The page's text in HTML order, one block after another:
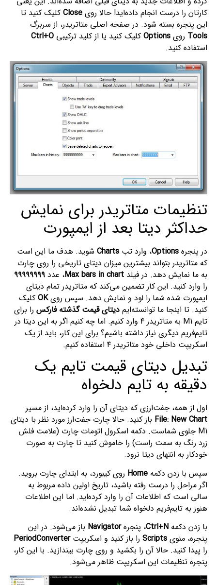
کارتان را درست انجام داده‌اید! حالا روی Close کلیک کنید تا
این پنجره بسته شود. در صفحه اصلی متاتریدر، از سربرگ
Tools روی Options کلیک کنید یا از کلید ترکیبی Ctrl+O
استفاده کنید.
تنظیمات متاتریدر برای نمایش
حداکثر دیتا بعد از ایمپورت
در پنجره Options، وارد تب Charts شوید. هدف ما این است
که متاتریدر بتواند بیشترین میزان دیتای تاریخی را روی چارت
به ما نمایش دهد. در فیلد Max bars in chart، عدد ۹۹۹۹۹۹۹۹
را وارد کنید. این کار تضمین می‌کند که متاتریدر تمام دیتای
ایمپورت شده شما را لود و نمایش دهد. سپس رویOK کلیک
کنید. تا اینجا ما توانسته‌ایم دیتای قیمت گذشته فارکس را برای
تایم M1 به متاتریدر ۴ وارد کنیم. اما چه کنیم اگر به این دیتا در
تایم‌فریم دیگری نیاز داشته باشیم؟ برای این کار، باید از یک
اسکریپت داخلی خود متاتریدر ۴ استفاده کنیم.
تبدیل دیتای قیمت تایم یک
دقیقه به تایم دلخواه
اول از همه، جفت‌ارزی که دیتای آن را وارد کرده‌اید، از مسیر
File: New Chart باز کنید. حالا چارت جفت‌ارز مورد نظر با دیتای
M1 جلوی شماست. دکمه اسکرول اتومات چارت (علامت فلش
زرد رنگ به سمت راست) را خاموش کنید تا چارت به صورت
خودکار به انتهای دیتا نرود.
سپس با زدن دکمه Home روی کیبورد، به ابتدای چارت بروید.
اگر مراحل را درست رفته باشید، تاریخ اولین داده مربوط به
سالی است که اطلاعات آن را وارد کرده‌اید. اما این اطلاعات
هنوز به تایم‌فریم دلخواه شما تبدیل نشده‌اند.
با زدن دکمه Ctrl+N، پنجرهNavigator باز می‌شود. در این
پنجره، منوی Scripts را باز کنید و اسکریپتPeriodConverter
را پیدا کنید. حالا آن را بکشید و روی چارت بیندازید. با این کار،
پنجره تنظیمات این اسکریپت ظاهر می‌شود.